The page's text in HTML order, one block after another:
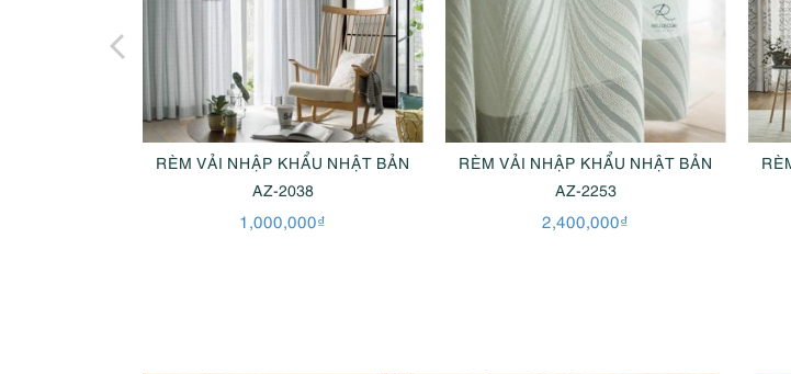
RÈM VẢI NHẬP KHẨU NHẬT BẢN
AZ-2038
1,000,000₫
RÈM VẢI NHẬP KHẨU NHẬT BẢN
AZ-2253
2,400,000₫